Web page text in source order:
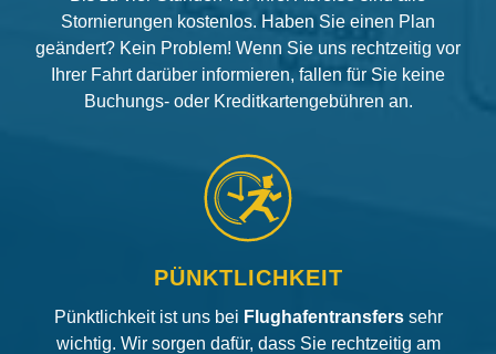
Stornierungen kostenlos. Haben Sie einen Plan
geändert? Kein Problem! Wenn Sie uns rechtzeitig vor
Ihrer Fahrt darüber informieren, fallen für Sie keine
Buchungs- oder Kreditkartengebühren an.
PÜNKTLICHKEIT
Pünktlichkeit ist uns bei Flughafentransfers sehr
wichtig. Wir sorgen dafür, dass Sie rechtzeitig am